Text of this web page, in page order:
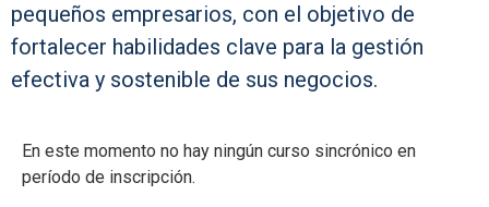
pequeños empresarios, con el objetivo de
fortalecer habilidades clave para la gestión
efectiva y sostenible de sus negocios.
En este momento no hay ningún curso sincrónico en
período de inscripción.